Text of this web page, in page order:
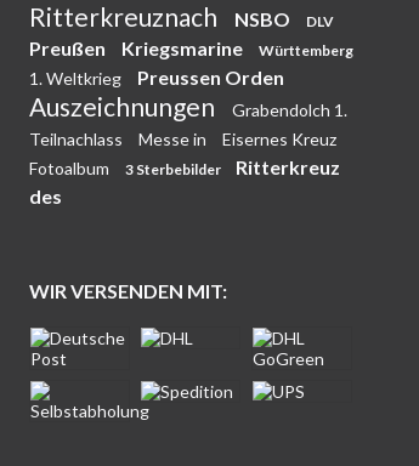
Ritterkreuznach NSBO DLV
Preußen Kriegsmarine Württemberg
1. Weltkrieg Preussen Orden
Auszeichnungen
Grabendolch 1.
Teilnachlass
Messe in
Eisernes Kreuz
Fotoalbum
3 Sterbebilder
Ritterkreuz
des
WIR VERSENDEN MIT: